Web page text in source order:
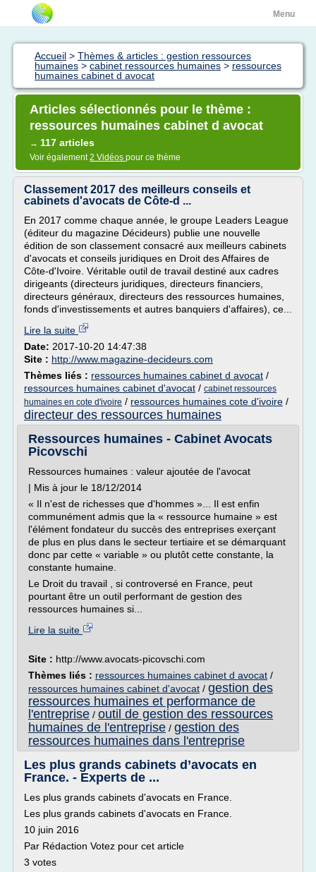
Menu
Accueil > Thèmes & articles : gestion ressources
humaines > cabinet ressources humaines > ressources
humaines cabinet d avocat
Articles sélectionnés pour le thème :
ressources humaines cabinet d avocat
→ 117 articles
Voir également2 Vidéos pour ce thème
Classement 2017 des meilleurs conseils et
cabinets d'avocats de Côte-d ...
En 2017 comme chaque année, le groupe Leaders League
(éditeur du magazine Décideurs) publie une nouvelle
édition de son classement consacré aux meilleurs cabinets
d'avocats et conseils juridiques en Droit des Affaires de
Côte-d'Ivoire. Véritable outil de travail destiné aux cadres
dirigeants (directeurs juridiques, directeurs financiers,
directeurs généraux, directeurs des ressources humaines,
fonds d'investissements et autres banquiers d'affaires), ce...
Lire la suite
Date: 2017-10-20 14:47:38
Site : http://www.magazine-decideurs.com
Thèmes liés : ressources humaines cabinet d avocat /
ressources humaines cabinet d'avocat / cabinet ressources
humaines en cote d'ivoire / ressources humaines cote d'ivoire /
directeur des ressources humaines
Ressources humaines - Cabinet Avocats
Picovschi
Ressources humaines : valeur ajoutée de l'avocat
| Mis à jour le 18/12/2014
« Il n'est de richesses que d'hommes »... Il est enfin
communément admis que la « ressource humaine » est
l'élément fondateur du succès des entreprises exerçant
de plus en plus dans le secteur tertiaire et se démarquant
donc par cette « variable » ou plutôt cette constante, la
constante humaine.
Le Droit du travail , si controversé en France, peut
pourtant être un outil performant de gestion des
ressources humaines si...
Lire la suite
Site : http://www.avocats-picovschi.com
Thèmes liés : ressources humaines cabinet d avocat /
ressources humaines cabinet d'avocat / gestion des
ressources humaines et performance de
l'entreprise / outil de gestion des ressources
humaines de l'entreprise / gestion des
ressources humaines dans l'entreprise
Les plus grands cabinets d’avocats en
France. - Experts de ...
Les plus grands cabinets d'avocats en France.
Les plus grands cabinets d'avocats en France.
10 juin 2016
Par Rédaction Votez pour cet article
3 votes